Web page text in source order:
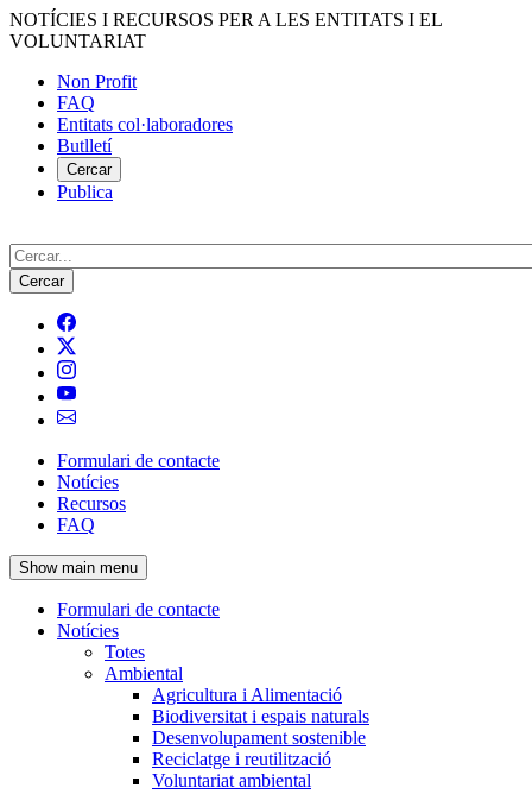
Vés
al
NOTÍCIES I RECURSOS PER A LES ENTITATS I EL
VOLUNTARIAT
Menú
del
compte
d'usuari
Non Profit
FAQ
Entitats col·laboradores
Butlletí
Cercar
Publica
Cerca
Navegació
principal
de
l'encapçalament
Formulari de contacte
Notícies
Recursos
FAQ
Show main menu
Navegació
principal
Formulari de contacte
Notícies
Totes
Ambiental
Agricultura i Alimentació
Biodiversitat i espais naturals
Desenvolupament sostenible
Reciclatge i reutilització
Voluntariat ambiental